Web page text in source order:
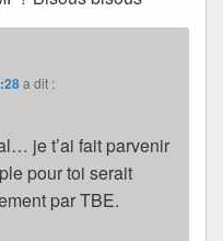
a dit :
je t’ai fait parvenir
pour toi serait
par TBE.